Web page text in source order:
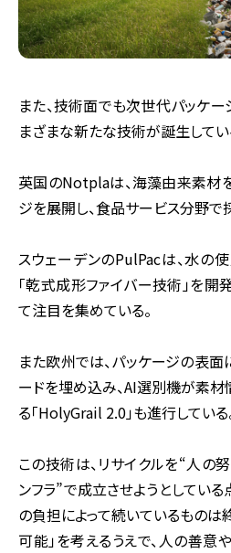
また、技術面でも次世代パッケ
まざまな新たな技術が誕生してい
英国のNotplaは、海藻由来素材
ジを展開し、食品サービス分野で
スウェーデンのPulPacは、水の
「乾式成形ファイバー技術」を開
て注目を集めている。
また欧州では、パッケージの表
ードを埋め込み、AI選別機が素
る「HolyGrail 2.0」も進行している
この技術は、リサイクルを“人の
ンフラ”で成立させようとしてい
の負担によって続いているものは
可能」を考えるうえで、人の善